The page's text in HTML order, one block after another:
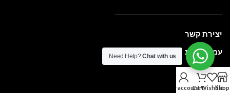
יצירת קשר
עמוד הבית
מבצעים
אודותShop
Wishlist
Cart
My account
Need Help?Chat with us